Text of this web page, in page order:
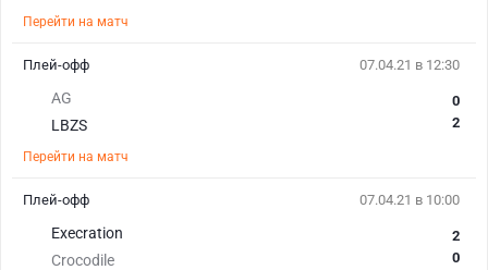
Перейти на матч
07.04.21 в 12:30
AG
LBZS
0
2
Перейти на матч
Плей-офф
07.04.21 в 10:00
Execration
Crocodile
2
0
Плей-офф